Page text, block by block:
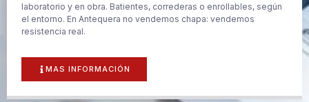
laboratorio y en obra. Batientes, correderas o enrollables, según
el entorno. En Antequera no vendemos chapa: vendemos
resistencia real.
MAS INFORMACIÓN